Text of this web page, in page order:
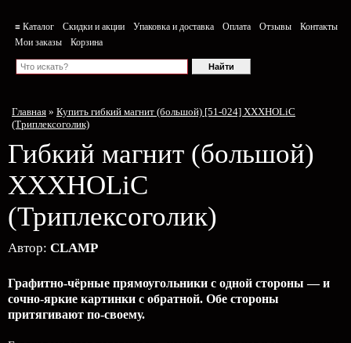
≡ Каталог Скидки и акции Упаковка и доставка Оплата Отзывы
Контакты
Мои заказы
Корзина
Главная » Купить гибкий магнит (большой) [51-024] XXXHOLiC
(Триплексоголик)
Гибкий магнит (большой)
XXXHOLiC
(Триплексоголик)
Автор: CLAMP
Графитно-чёрные прямоугольники с одной стороны — и
сочно-яркие картинки с обратной. Обе стороны
притягивают по-своему.